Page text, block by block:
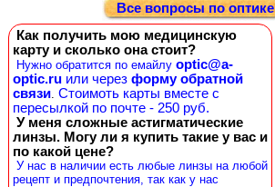
Все вопросы по оптике
Как получить мою медицинскую
карту и сколько она стоит?
Нужно обратится по емайлу optic@a-
optic.ru или через форму обратной
связи. Стоимоть карты вместе с
пересылкой по почте - 250 руб.
У меня сложные астигматические
линзы. Могу ли я купить такие у вас и
по какой цене?
У нас в наличии есть любые линзы на любой
рецепт и предпочтения, так как у нас